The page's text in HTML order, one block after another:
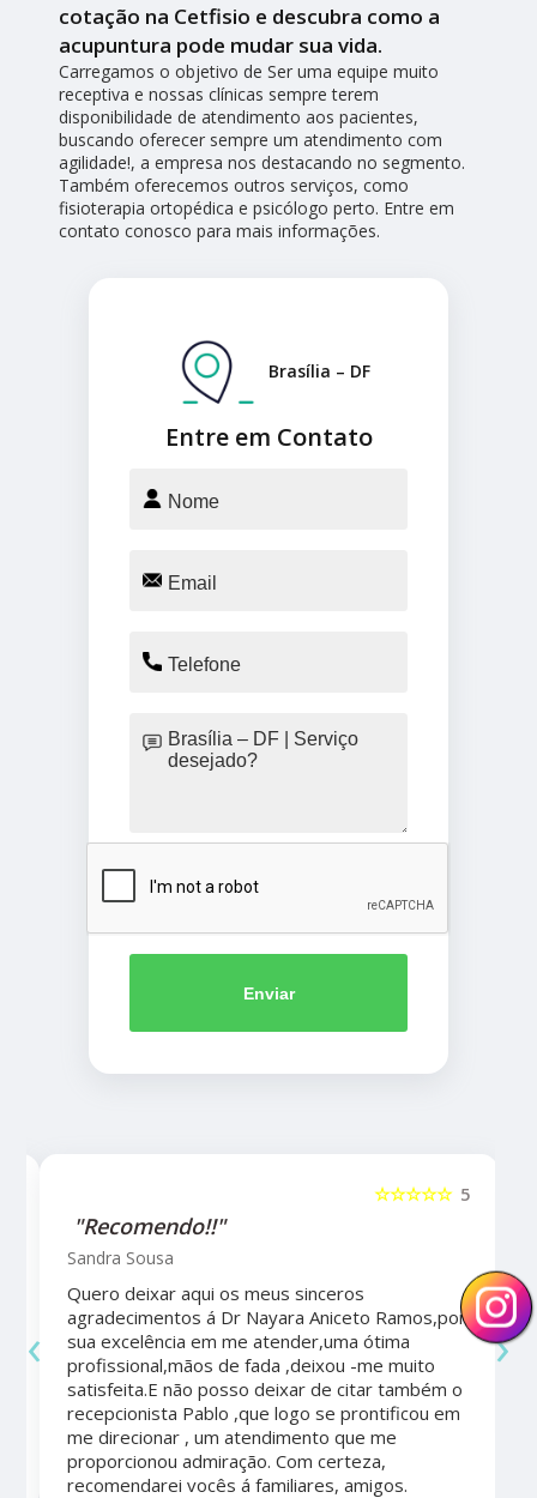
cotação na Cetfisio e descubra como a
acupuntura pode mudar sua vida.
Carregamos o objetivo de Ser uma equipe muito
receptiva e nossas clínicas sempre terem
disponibilidade de atendimento aos pacientes,
buscando oferecer sempre um atendimento com
agilidade!, a empresa nos destacando no segmento.
Também oferecemos outros serviços, como
fisioterapia ortopédica e psicólogo perto. Entre em
contato conosco para mais informações.
Entre em Contato
Brasília – DF
Enviar
5
☆☆☆☆☆
"Recomendo!!"
Sandra Sousa
Quero deixar aqui os meus sinceros
agradecimentos á Dr Nayara Aniceto Ramos,por
sua excelência em me atender,uma ótima
profissional,mãos de fada ,deixou -me muito
satisfeita.E não posso deixar de citar também o
recepcionista Pablo ,que logo se prontificou em
me direcionar , um atendimento que me
proporcionou admiração. Com certeza,
recomendarei vocês á familiares, amigos.
‹ ›